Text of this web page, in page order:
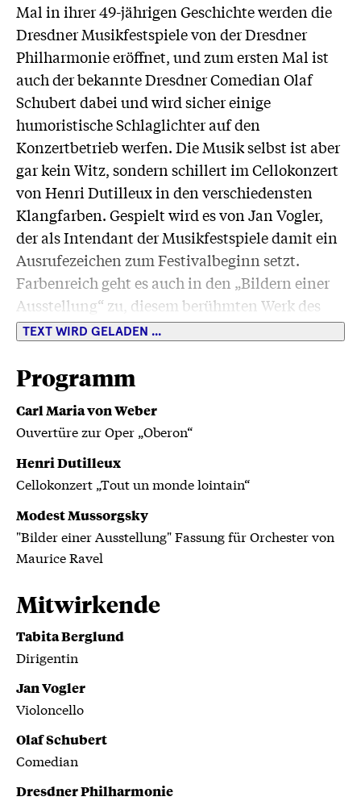
Mal in ihrer 49-jährigen Geschichte werden die
Dresdner Musikfestspiele von der Dresdner
Philharmonie eröffnet, und zum ersten Mal ist
auch der bekannte Dresdner Comedian Olaf
Schubert dabei und wird sicher einige
humoristische Schlaglichter auf den
Konzertbetrieb werfen. Die Musik selbst ist aber
gar kein Witz, sondern schillert im Cellokonzert
von Henri Dutilleux in den verschiedensten
Klangfarben. Gespielt wird es von Jan Vogler,
der als Intendant der Musikfestspiele damit ein
Ausrufezeichen zum Festivalbeginn setzt.
Farbenreich geht es auch in den „Bildern einer
Ausstellung“ zu, diesem berühmten Werk des
Russen Modest Mussorgski, in dem er mit dem
Ohrenschmaus, den unsere erste Gastdirigentin
Tabita Berglund vom Pult aus leitet.
TEXT WIRD GELADEN ...
Programm
Carl Maria von Weber
Ouvertüre zur Oper „Oberon“
Henri Dutilleux
Cellokonzert „Tout un monde lointain“
Modest Mussorgsky
"Bilder einer Ausstellung" Fassung für Orchester von
Maurice Ravel
Mitwirkende
Tabita Berglund
Dirigentin
Jan Vogler
Violoncello
Olaf Schubert
Comedian
Dresdner Philharmonie